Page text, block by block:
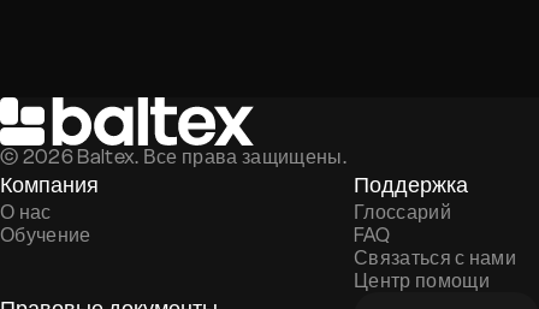
© 2026 Baltex. Все права защищены.
Компания
О нас
Обучение
Поддержка
Глоссарий
FAQ
Связаться с нами
Центр помощи